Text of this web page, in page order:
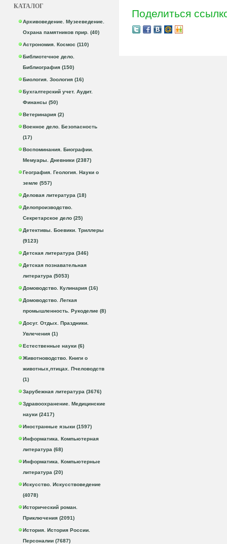
КАТАЛОГ
Архивоведение. Музееведение.
Охрана памятников прир. (40)
Астрономия. Космос (110)
Библиотечное дело.
Библиография (150)
Биология. Зоология (16)
Бухгалтерский учет. Аудит.
Финансы (50)
Ветеринария (2)
Военное дело. Безопасность
(17)
Воспоминания. Биографии.
Мемуары. Дневники (2387)
География. Геология. Науки о
земле (557)
Деловая литература (18)
Делопроизводство.
Секретарское дело (25)
Детективы. Боевики. Триллеры
(9123)
Детская литература (346)
Детская познавательная
литература (5053)
Домоводство. Кулинария (16)
Домоводство. Легкая
промышленность. Рукоделие (8)
Досуг. Отдых. Праздники.
Увлечения (1)
Естественные науки (6)
Животноводство. Книги о
животных,птицах. Пчеловодств
(1)
Зарубежная литература (3676)
Здравоохранение. Медицинские
науки (2417)
Иностранные языки (1597)
Информатика. Компьютерная
литература (68)
Информатика. Компьютерные
литература (20)
Искусство. Искусствоведение
(4078)
Исторический роман.
Приключения (2091)
История. История России.
Персоналии (7687)
Поделиться